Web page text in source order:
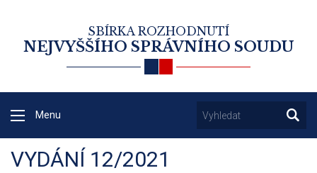
SBÍRKA ROZHODNUTÍ
NEJVYŠŠÍHO SPRÁVNÍHO SOUDU
Menu
VYDÁNÍ 12/2021